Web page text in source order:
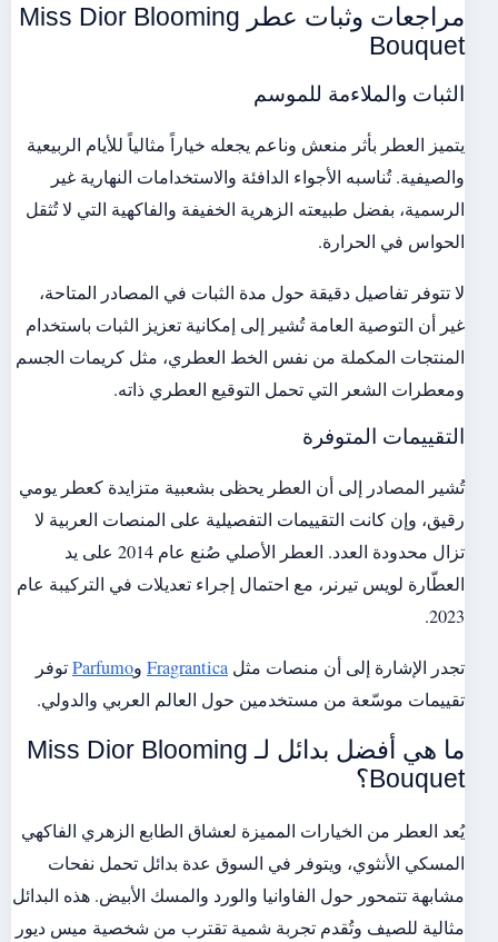
مراجعات وثبات عطر Miss Dior Blooming
Bouquet
الثبات والملاءمة للموسم
يتميز العطر بأثر منعش وناعم يجعله خياراً مثالياً للأيام الربيعية
والصيفية. تُناسبه الأجواء الدافئة والاستخدامات النهارية غير
الرسمية، بفضل طبيعته الزهرية الخفيفة والفاكهية التي لا تُثقل
الحواس في الحرارة.
لا تتوفر تفاصيل دقيقة حول مدة الثبات في المصادر المتاحة،
غير أن التوصية العامة تُشير إلى إمكانية تعزيز الثبات باستخدام
المنتجات المكملة من نفس الخط العطري، مثل كريمات الجسم
ومعطرات الشعر التي تحمل التوقيع العطري ذاته.
التقييمات المتوفرة
تُشير المصادر إلى أن العطر يحظى بشعبية متزايدة كعطر يومي
رقيق، وإن كانت التقييمات التفصيلية على المنصات العربية لا
تزال محدودة العدد. العطر الأصلي صُنع عام 2014 على يد
العطّارة لويس تيرنر، مع احتمال إجراء تعديلات في التركيبة عام
2023.
تجدر الإشارة إلى أن منصات مثل Fragrantica وParfumoتوفر
تقييمات موسّعة من مستخدمين حول العالم العربي والدولي.
ما هي أفضل بدائل لـ Miss Dior Blooming
Bouquet؟
يُعد العطر من الخيارات المميزة لعشاق الطابع الزهري الفاكهي
المسكي الأنثوي، ويتوفر في السوق عدة بدائل تحمل نفحات
مشابهة تتمحور حول الفاوانيا والورد والمسك الأبيض. هذه البدائل
مثالية للصيف وتُقدم تجربة شمية تقترب من شخصية ميس ديور